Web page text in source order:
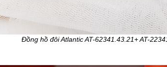
Đồng hồ đôi Atlantic AT-62341.43.21+ AT-